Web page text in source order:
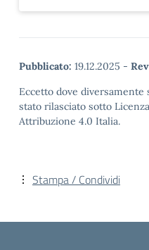
Pubblicato: 19.12.2025 -
Eccetto dove diversamente
stato rilasciato sotto
Attribuzione 4.0 Italia.
Stampa / Condividi